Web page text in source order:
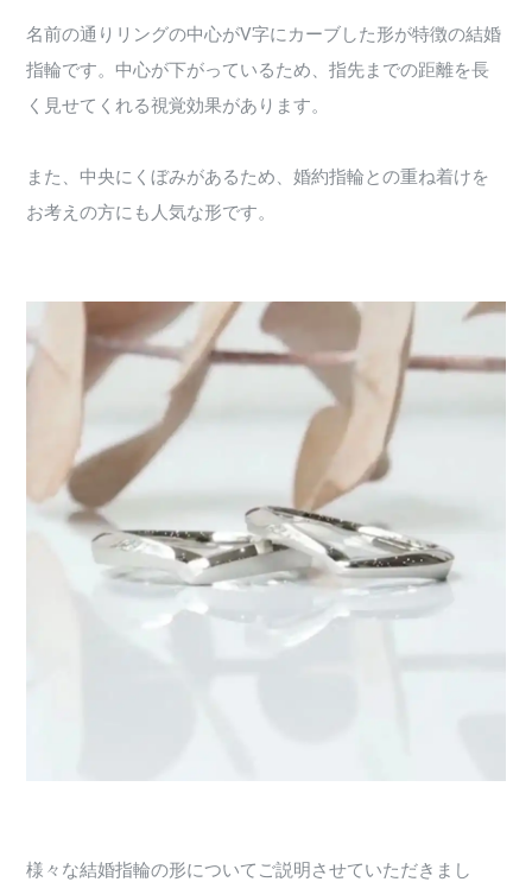
名前の通りリングの中心がV字にカーブした形が特徴の結婚
指輪です。中心が下がっているため、指先までの距離を長
く見せてくれる視覚効果があります。
また、中央にくぼみがあるため、婚約指輪との重ね着けを
お考えの方にも人気な形です。
様々な結婚指輪の形についてご説明させていただきまし